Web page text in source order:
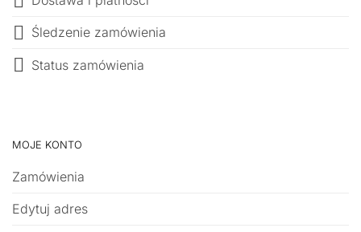
Śledzenie zamówienia
Status zamówienia
MOJE KONTO
Zamówienia
Edytuj adres